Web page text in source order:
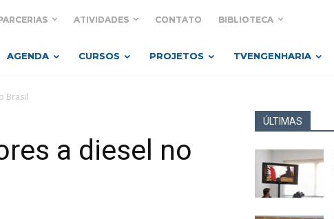
ATIVIDADES CONTATO BIBLIOTECA
AGENDA CURSOS PROJETOS TVENGENHARIA
Brasil
a diesel no
ÚLTIMAS